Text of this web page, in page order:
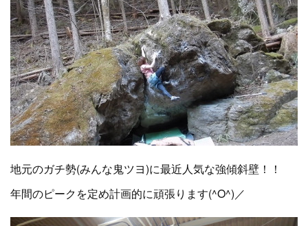
地元のガチ勢(みんな鬼ツヨ)に最近人気な強傾斜壁！！
年間のピークを定め計画的に頑張ります(^O^)／